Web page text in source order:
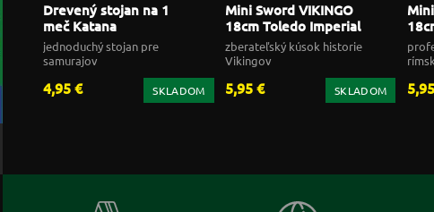
Drevený stojan na 1
meč Katana
jednoduchý stojan pre
samurajov
4,95 € SKLADOM
Mini Sword VIKINGO
18cm Toledo Imperial
09373 malý meč
zberateľský kúsok historie
Vikingov
5,95 € SKLADOM